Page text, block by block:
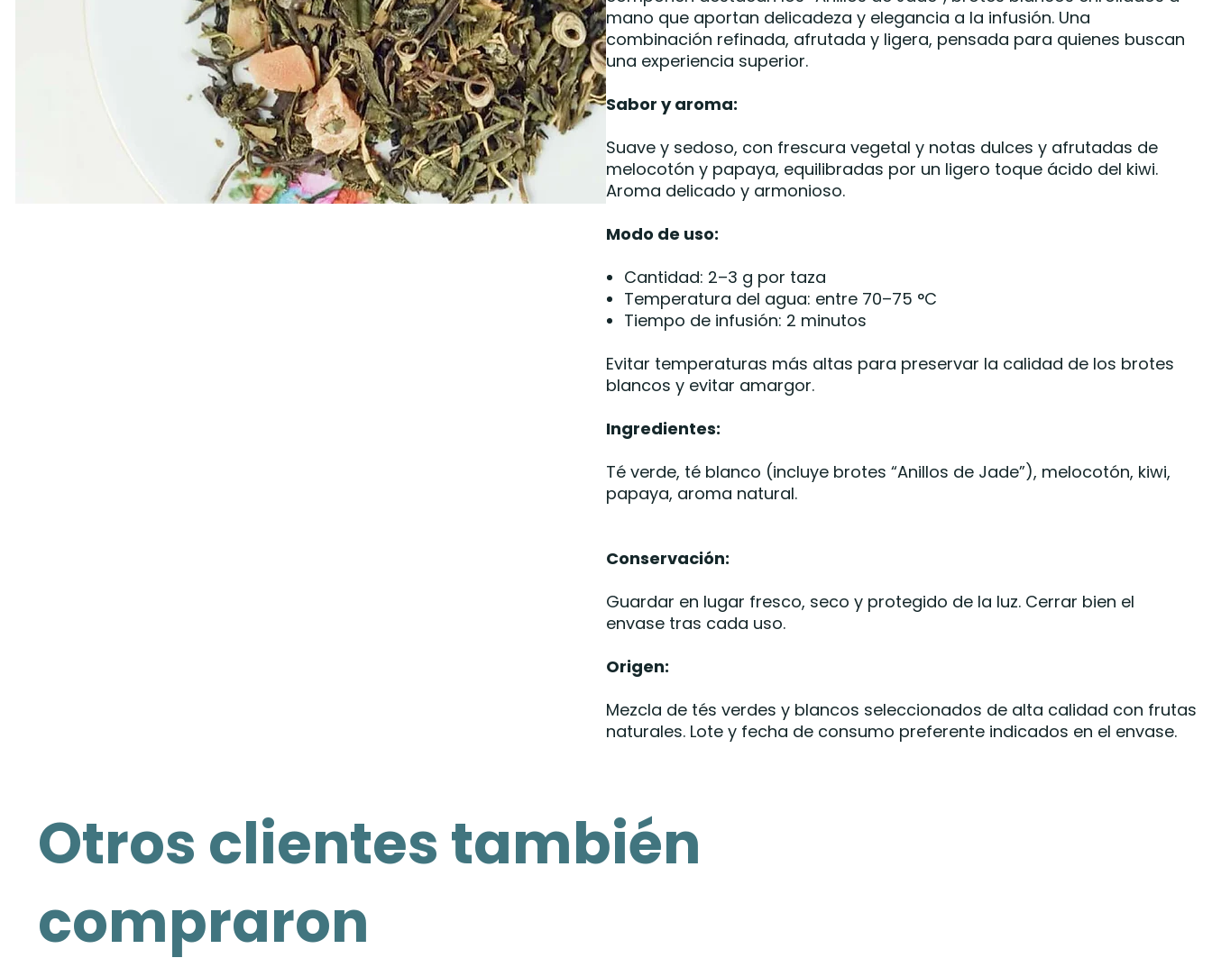
mano que aportan delicadeza y elegancia a la infusión. Una
combinación refinada, afrutada y ligera, pensada para quienes buscan
una experiencia superior.
Sabor y aroma:
Suave y sedoso, con frescura vegetal y notas dulces y afrutadas de
melocotón y papaya, equilibradas por un ligero toque ácido del kiwi.
Aroma delicado y armonioso.
Modo de uso:
Cantidad: 2–3 g por taza
Temperatura del agua: entre 70–75 °C
Tiempo de infusión: 2 minutos
Evitar temperaturas más altas para preservar la calidad de los brotes
blancos y evitar amargor.
Ingredientes:
Té verde, té blanco (incluye brotes “Anillos de Jade”), melocotón, kiwi,
papaya, aroma natural.
Conservación:
Guardar en lugar fresco, seco y protegido de la luz. Cerrar bien el
envase tras cada uso.
Origen:
Mezcla de tés verdes y blancos seleccionados de alta calidad con frutas
naturales. Lote y fecha de consumo preferente indicados en el envase.
Otros clientes también
compraron